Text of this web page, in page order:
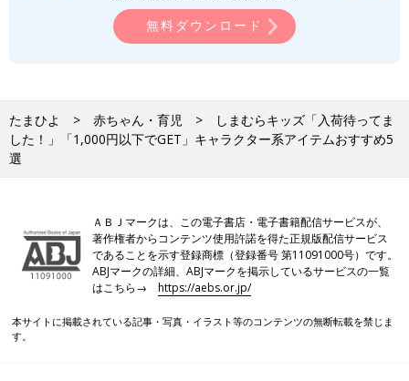
無料ダウンロード
たまひよ 赤ちゃん・育児
しまむらキッズ「入荷待ってま
した！」「1,000円以下でGET」キャラクター系アイテムおすすめ5
選
ＡＢＪマークは、この電子書店・電子書籍配信サービスが、
著作権者からコンテンツ使用許諾を得た正規版配信サービス
であることを示す登録商標（登録番号 第11091000号）です。
ABJマークの詳細、ABJマークを掲示しているサービスの一覧
はこちら→https://aebs.or.jp/
本サイトに掲載されている記事・写真・イラスト等のコンテンツの無断転載を禁じま
す。